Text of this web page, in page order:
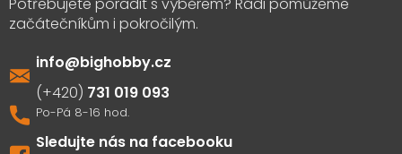
info@bighobby.cz
731 019 093
Sledujte nás na facebooku